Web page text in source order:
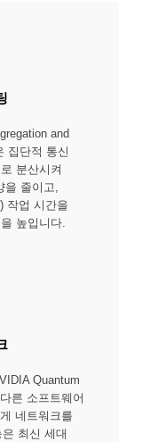
and
집단적 통신
분산시켜
을 줄이고,
작업 시간을
높입니다.
Quantum
른 소프트웨어
네트워크를
최신 세대